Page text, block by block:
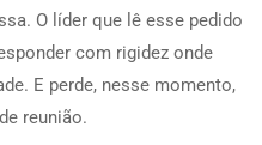
O líder que lê esse pedido
com rigidez onde
E perde, nesse momento,
reunião.